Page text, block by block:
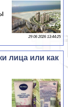
29 06 2026 13:44:25
лица или как